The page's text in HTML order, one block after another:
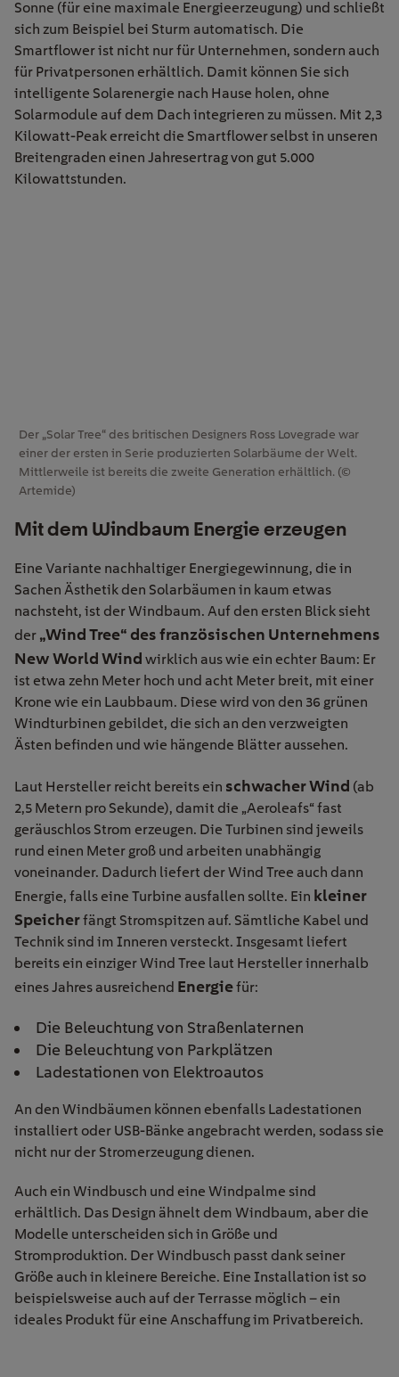
Sonne (für eine maximale Energieerzeugung) und schließt
sich zum Beispiel bei Sturm automatisch. Die
Smartflower ist nicht nur für Unternehmen, sondern auch
für Privatpersonen erhältlich. Damit können Sie sich
intelligente Solarenergie nach Hause holen, ohne
Solarmodule auf dem Dach integrieren zu müssen. Mit 2,3
Kilowatt-Peak erreicht die Smartflower selbst in unseren
Breitengraden einen Jahresertrag von gut 5.000
Kilowattstunden.
Der „Solar Tree“ des britischen Designers Ross Lovegrade war
einer der ersten in Serie produzierten Solarbäume der Welt.
Mittlerweile ist bereits die zweite Generation erhältlich. (©
Artemide)
Mit dem Windbaum Energie erzeugen
Eine Variante nachhaltiger Energiegewinnung, die in
Sachen Ästhetik den Solarbäumen in kaum etwas
nachsteht, ist der Windbaum. Auf den ersten Blick sieht
der „Wind Tree“ des französischen Unternehmens
New World Wind wirklich aus wie ein echter Baum: Er
ist etwa zehn Meter hoch und acht Meter breit, mit einer
Krone wie ein Laubbaum. Diese wird von den 36 grünen
Windturbinen gebildet, die sich an den verzweigten
Ästen befinden und wie hängende Blätter aussehen.
Laut Hersteller reicht bereits ein schwacher Wind (ab
2,5 Metern pro Sekunde), damit die „Aeroleafs“ fast
geräuschlos Strom erzeugen. Die Turbinen sind jeweils
rund einen Meter groß und arbeiten unabhängig
voneinander. Dadurch liefert der Wind Tree auch dann
Energie, falls eine Turbine ausfallen sollte. Ein kleiner
Speicherfängt Stromspitzen auf. Sämtliche Kabel und
Technik sind im Inneren versteckt. Insgesamt liefert
bereits ein einziger Wind Tree laut Hersteller innerhalb
eines Jahres ausreichend Energiefür:
Die Beleuchtung von Straßenlaternen
Die Beleuchtung von Parkplätzen
Ladestationen von Elektroautos
An den Windbäumen können ebenfalls Ladestationen
installiert oder USB-Bänke angebracht werden, sodass sie
nicht nur der Stromerzeugung dienen.
Auch ein Windbusch und eine Windpalme sind
erhältlich. Das Design ähnelt dem Windbaum, aber die
Modelle unterscheiden sich in Größe und
Stromproduktion. Der Windbusch passt dank seiner
Größe auch in kleinere Bereiche. Eine Installation ist so
beispielsweise auch auf der Terrasse möglich – ein
ideales Produkt für eine Anschaffung im Privatbereich.